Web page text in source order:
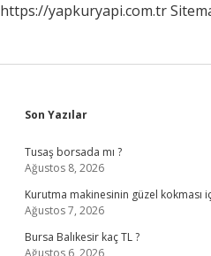
https://yapkuryapi.com.tr
Sidebar
Son Yazılar
Tusaş borsada mı ?
Ağustos 8, 2026
Kurutma makinesinin güzel kokması
Ağustos 7, 2026
Bursa Balıkesir kaç TL ?
Ağustos 6, 2026